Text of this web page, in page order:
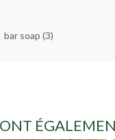
bar soap (3)